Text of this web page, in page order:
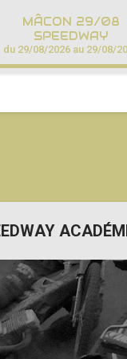
MÂCON 29/08
SPEEDWAY
du 29/08/2026 au 29/08/